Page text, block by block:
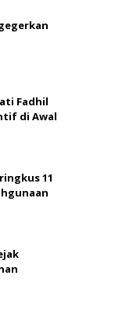
Fadhil
di Awal
11